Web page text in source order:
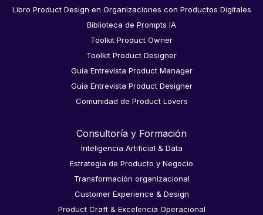
Libro Product Design en Organizaciones con Productos Digitales
Biblioteca de Prompts IA
Toolkit Product Owner
Toolkit Product Designer
Guía Entrevista Product Manager
Guía Entrevista Product Designer
Comunidad de Product Lovers
Consultoría y Formación
Inteligencia Artificial & Data
Estrategia de Producto y Negocio
Transformación organizacional
Customer Experience & Design
Product Craft & Excelencia Operacional